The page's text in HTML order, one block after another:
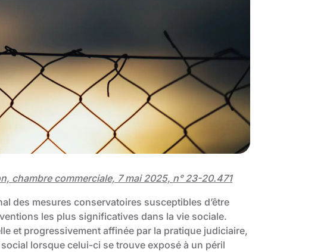
chambre commerciale, 7 mai 2025, n° 23-20.471
des mesures conservatoires susceptibles d’être
les plus significatives dans la vie sociale.
et progressivement affinée par la pratique judiciaire,
lorsque celui-ci se trouve exposé à un péril